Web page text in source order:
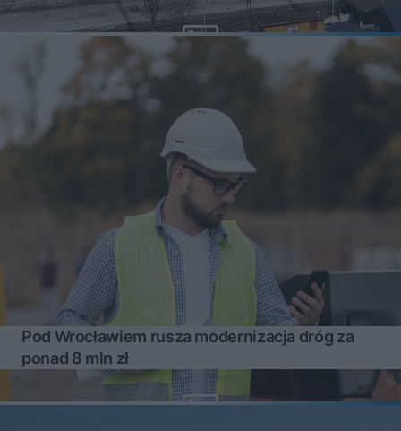
Pod Wrocławiem rusza modernizacja dróg za
ponad 8 mln zł